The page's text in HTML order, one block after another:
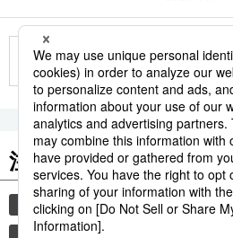
もっと見る
注目のキーワード
共同通信ニュース 災害